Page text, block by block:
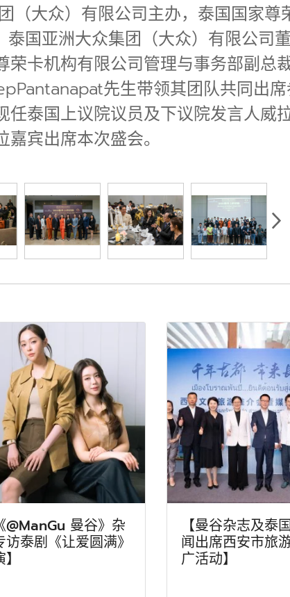
（大众）有限公司主办，泰国国家
国亚洲大众集团（大众）有限公司
荣卡机构有限公司管理与事务部副
先生带领其团队共同出
任泰国上议院议员及下议院发言人威
宾出席本次盛会。
@ManGu 曼谷》杂
访泰剧《让爱圆满》
【曼谷杂志及泰
闻出席西安市旅
广活动】